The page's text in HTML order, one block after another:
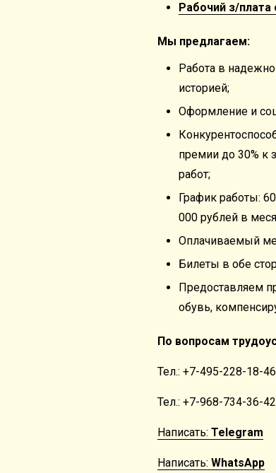
Рабочий з/плата
Мы предлагаем:
Работа в
историей;
Оформление и
премии до 30% к
работ;
График работы:
000 рублей в
Оплачиваемый
Билеты в обе
Предоставляем
обувь,
По вопросам
Тел.: +7-495-228-18-
Тел.: +7-968-734-36-42
Написать: Telegram
Написать: WhatsApp